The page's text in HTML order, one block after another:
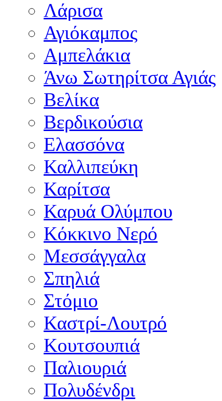
Λάρισα
Αγιόκαμπος
Αμπελάκια
Άνω Σωτηρίτσα Αγιάς
Βελίκα
Βερδικούσια
Ελασσόνα
Καλλιπεύκη
Καρίτσα
Καρυά Ολύμπου
Κόκκινο Νερό
Μεσσάγγαλα
Σπηλιά
Στόμιο
Καστρί-Λουτρό
Κουτσουπιά
Παλιουριά
Πολυδένδρι